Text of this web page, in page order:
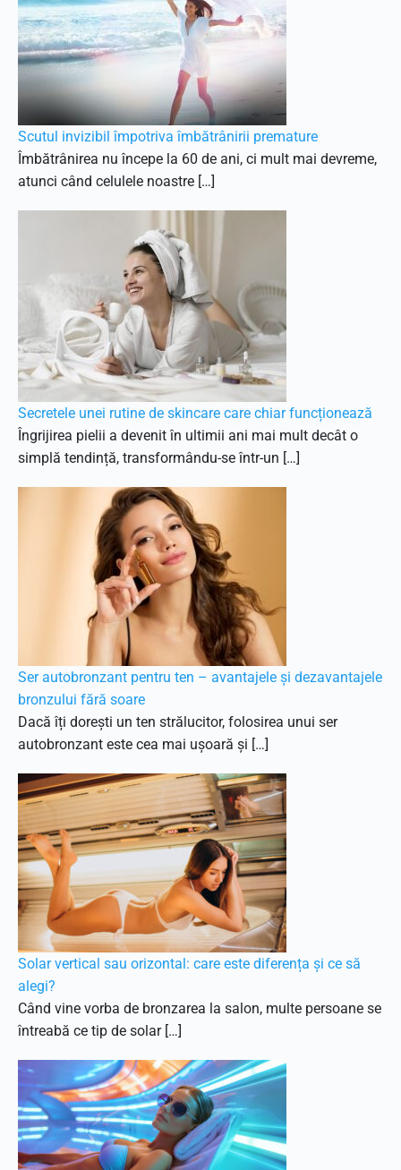
Scutul invizibil împotriva îmbătrânirii premature
Îmbătrânirea nu începe la 60 de ani, ci mult mai devreme,
atunci când celulele noastre […]
Secretele unei rutine de skincare care chiar funcționează
Îngrijirea pielii a devenit în ultimii ani mai mult decât o
simplă tendință, transformându-se într-un […]
Ser autobronzant pentru ten – avantajele și dezavantajele
bronzului fără soare
Dacă îți dorești un ten strălucitor, folosirea unui ser
autobronzant este cea mai ușoară și […]
Solar vertical sau orizontal: care este diferența și ce să
alegi?
Când vine vorba de bronzarea la salon, multe persoane se
întreabă ce tip de solar […]